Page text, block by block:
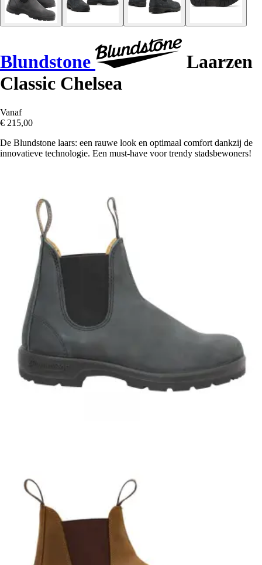
Blundstone
Laarzen
Classic Chelsea
Vanaf
€ 215,00
De Blundstone laars: een rauwe look en optimaal comfort dankzij de
innovatieve technologie. Een must-have voor trendy stadsbewoners!